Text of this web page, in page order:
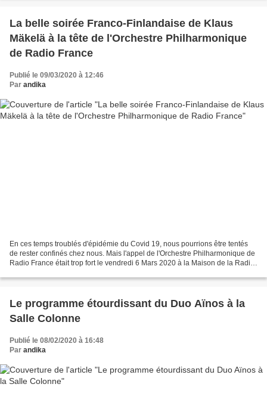
La belle soirée Franco-Finlandaise de Klaus
Mäkelä à la tête de l'Orchestre Philharmonique
de Radio France
Publié le 09/03/2020 à 12:46
Par andika
En ces temps troublés d'épidémie du Covid 19, nous pourrions être tentés
de rester confinés chez nous. Mais l'appel de l'Orchestre Philharmonique de
Radio France était trop fort le vendredi 6 Mars 2020 à la Maison de la Radio
Le programme étourdissant du Duo Aïnos à la
Salle Colonne
Publié le 08/02/2020 à 16:48
Par andika